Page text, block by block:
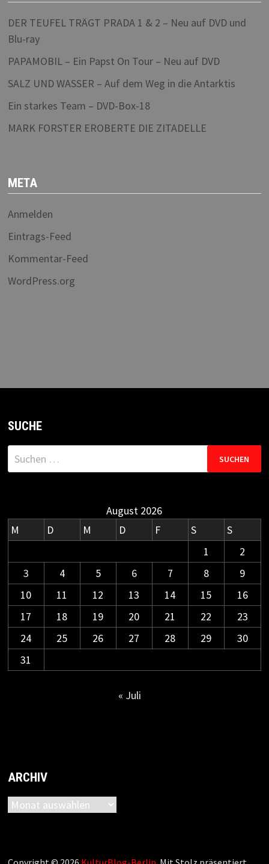
DER TEUFEL TRÄGT PRADA 1 & 2 – Neu auf DVD und
Blu-ray
PAPAMOBIL – Ein Papst On Tour – Neu auf DVD
SALZ UND WASSER – Auf dem Weg in die Antarktis
Ein starkes Team – DVD-Box-18
MARK FORSTER EROBERTE DIE ZITADELLE
META
Anmelden
Eintrags-Feed
Kommentar-Feed
WordPress.org
SUCHE
Suchen
nach:
August 2026
M
D M D F S
S
1
2
3
4 5 6 7 8
9
10
11 12 13 14 15
16
17
18 19 20 21 22
23
24
25 26 27 28 29
30
31
« Juli
ARCHIV
Archiv